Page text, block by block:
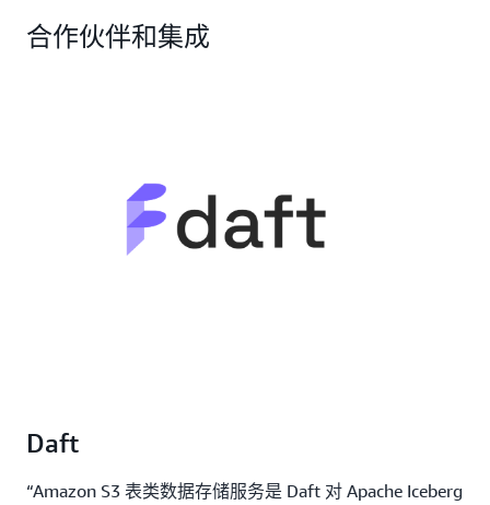
合作伙伴和集成
Daft
“Amazon S3 表类数据存储服务是 Daft 对 Apache Iceberg